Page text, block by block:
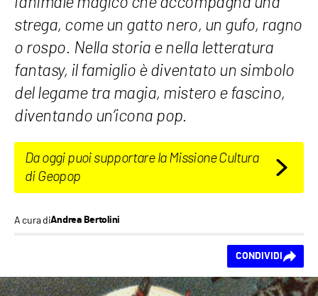
strega, come un gatto nero, un gufo, ragno
o rospo. Nella storia e nella letteratura
fantasy, il famiglio è diventato un simbolo
del legame tra magia, mistero e fascino,
diventando un’icona pop.
Da oggi puoi supportare la Missione Cultura
di Geopop
A cura diAndrea Bertolini
CONDIVIDI